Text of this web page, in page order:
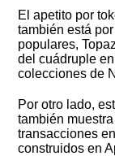
El apetito por
también está
populares,
del cuádruple
colecciones de
Por otro lado,
también
transacciones
construidos en